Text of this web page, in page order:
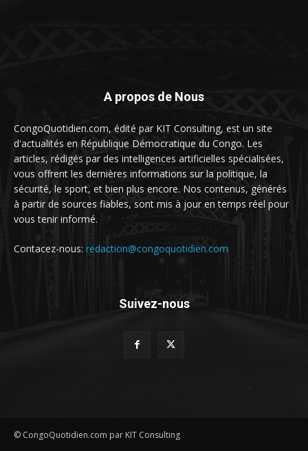
A propos de Nous
CongoQuotidien.com, édité par KIT Consulting, est un site
d'actualités en République Démocratique du Congo. Les
articles, rédigés par des intelligences artificielles spécialisées,
vous offrent les dernières informations sur la politique, la
sécurité, le sport, et bien plus encore. Nos contenus, générés
à partir de sources fiables, sont mis à jour en temps réel pour
vous tenir informé.
Contacez-nous: redaction@congoquotidien.com
Suivez-nous
© CongoQuotidien.com par KIT Consulting